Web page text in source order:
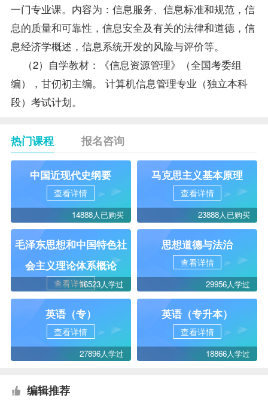
一门专业课。内容为：信息服务、信息标准和规范，信
息的质量和可靠性，信息安全及有关的法律和道德，信
息经济学概述，信息系统开发的风险与评价等。
（2）自学教材：《信息资源管理》（全国考委组
编），甘仞初主编。 计算机信息管理专业（独立本科
段）考试计划。
热门课程 报名咨询
中国近现代史纲要
查看详情
14888人已购买
马克思主义基本原理
查看详情
23888人已购买
毛泽东思想和中国特色社
会主义理论体系概论
查看详情16523人学过
思想道德与法治
查看详情
29956人学过
英语（专）
查看详情
27896人学过
英语（专升本）
查看详情
18866人学过
编辑推荐